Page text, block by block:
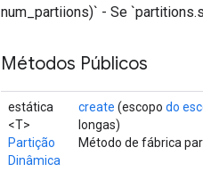
num_partiions)` - Se
Métodos Públicos
estática
<T>
Partição
Dinâmica
create (escopo do
longas)
Método de fábrica